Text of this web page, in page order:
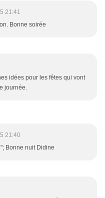
21:41
Bonne soirée
idées pour les fêtes qui vont
journée.
21:40
Bonne nuit Didine